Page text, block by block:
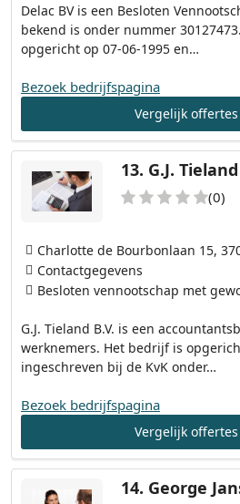
Delac BV is een Besloten
bekend is onder nummer
opgericht op 07-06-1995 en…
Bezoek bedrijfspagina
Vergelijk offertes
13. G.J.
(0)
G.J. Tieland B.V. is een
werknemers. Het bedrijf is
ingeschreven bij de KvK onder…
Charlotte de Bourbonlaan 15,
Contactgegevens
Besloten vennootschap met
Bezoek bedrijfspagina
Vergelijk offertes
14. George